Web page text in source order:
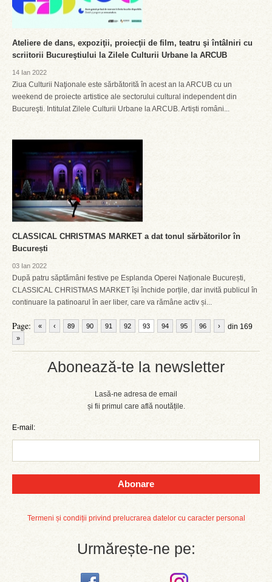
Abonează-te la newsletter
Lasă-ne adresa de email
și fii primul care află noutățile.
E-mail:
Abonare
Termeni și condiții privind prelucrarea datelor cu caracter personal
Urmărește-ne pe:
Ateliere de dans, expoziţii, proiecţii de film, teatru şi întâlniri cu
scriitorii Bucureştiului la Zilele Culturii Urbane la ARCUB
14 Ian 2022
Ziua Culturii Naţionale este sărbătorită în acest an la ARCUB cu un
weekend de proiecte artistice ale sectorului cultural independent din
Bucureşti. Intitulat Zilele Culturii Urbane la ARCUB. Artiști români...
CLASSICAL CHRISTMAS MARKET a dat tonul sărbătorilor în
București
03 Ian 2022
După patru săptămâni festive pe Esplanda Operei Naționale București,
CLASSICAL CHRISTMAS MARKET își închide porțile, dar invită publicul în
continuare la patinoarul în aer liber, care va rămâne activ și...
Page: « ‹ 89 90 91 92 93 94 95 96 din 169
›
»